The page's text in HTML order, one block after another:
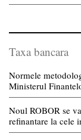
Taxa bancara
Normele
Ministerul
Noul ROBOR se
refinantare la cele